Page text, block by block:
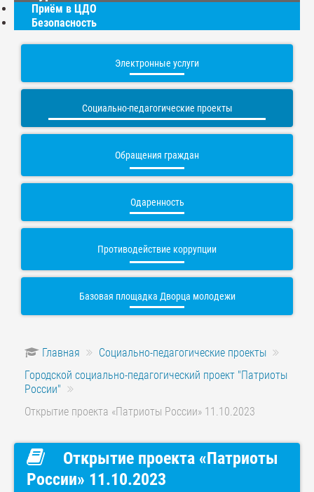
Приём в ЦДО
Безопасность
Электронные услуги
Социально-педагогические проекты
Обращения граждан
Одаренность
Противодействие коррупции
Базовая площадка Дворца молодежи
Главная
Социально-педагогические проекты
Городской социально-педагогический проект "Патриоты
России"
Открытие проекта «Патриоты России» 11.10.2023
Открытие проекта «Патриоты
России» 11.10.2023